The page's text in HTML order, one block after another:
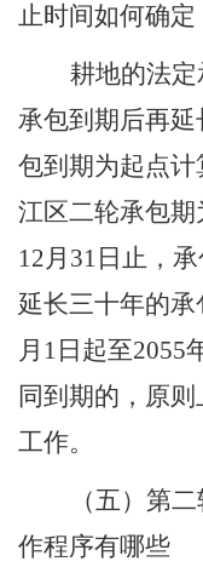
止时间如何确定
耕地的法定
承包到期后再延
包到期为起点
江区二轮承包期
12月 31 日止，
延长三十年的承
月 1 日起至2055
同到期的，原
工作。
（五）第
作程序有哪些